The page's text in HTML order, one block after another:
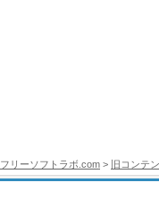
フリーソフトラボ.com > 旧コンテ